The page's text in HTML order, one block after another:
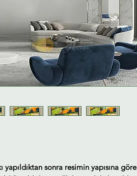
yapıldıktan sonra resimin yapısına göre